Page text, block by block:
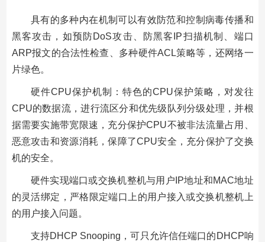
具有的多种内在机制可以有效防范和控制病毒传播和
黑客攻击，如预防DoS攻击、防黑客IP扫描机制、端口
ARP报文的合法性检查、多种硬件ACL策略等，还网络一
片绿色。
硬件CPU保护机制：特色的CPU保护策略，对发往
CPU的数据流，进行流区分和优先级队列分级处理，并根
据需要实施带宽限速，充分保护CPU不被非法流量占用、
恶意攻击和资源消耗，保障了CPU安全，充分保护了交换
机的安全。
硬件实现端口或交换机整机与用户IP地址和MAC地址
的灵活绑定，严格限定端口上的用户接入或交换机整机上
的用户接入问题。
支持DHCP Snooping，可只允许信任端口的DHCP响